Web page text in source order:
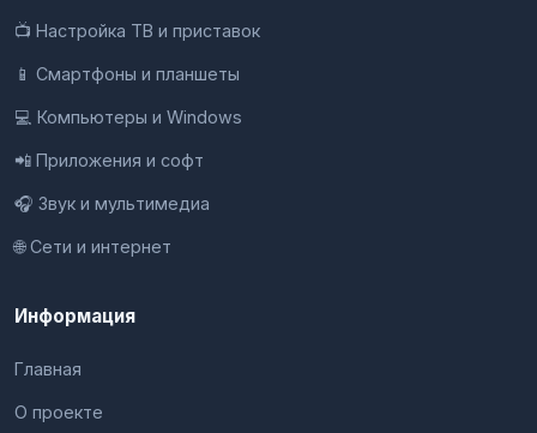
📺 Настройка ТВ и приставок
📱 Смартфоны и планшеты
💻 Компьютеры и Windows
📲 Приложения и софт
🎧 Звук и мультимедиа
🌐 Сети и интернет
Информация
Главная
О проекте